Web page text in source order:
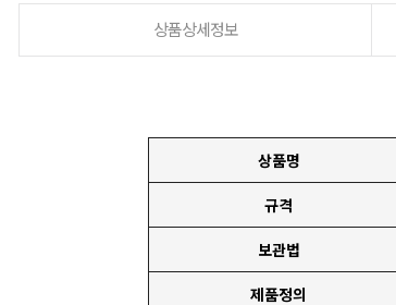
상품상세정보
상품명
규격
보관법
제품정의